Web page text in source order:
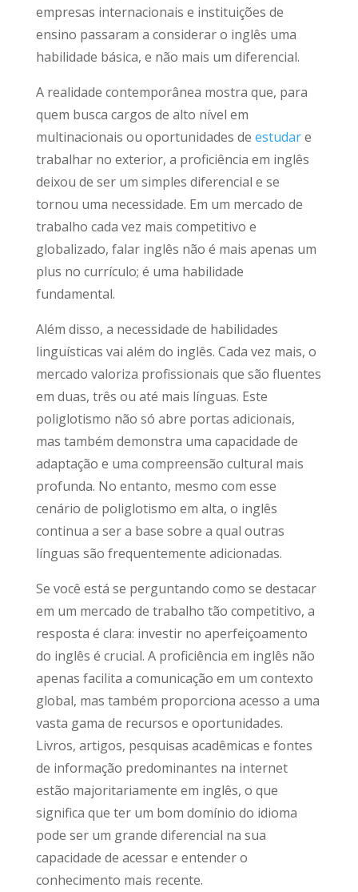
empresas internacionais e instituições de
ensino passaram a considerar o inglês uma
habilidade básica, e não mais um diferencial.
A realidade contemporânea mostra que, para
quem busca cargos de alto nível em
multinacionais ou oportunidades de estudare
trabalhar no exterior, a proficiência em inglês
deixou de ser um simples diferencial e se
tornou uma necessidade. Em um mercado de
trabalho cada vez mais competitivo e
globalizado, falar inglês não é mais apenas um
plus no currículo; é uma habilidade
fundamental.
Além disso, a necessidade de habilidades
linguísticas vai além do inglês. Cada vez mais, o
mercado valoriza profissionais que são fluentes
em duas, três ou até mais línguas. Este
poliglotismo não só abre portas adicionais,
mas também demonstra uma capacidade de
adaptação e uma compreensão cultural mais
profunda. No entanto, mesmo com esse
cenário de poliglotismo em alta, o inglês
continua a ser a base sobre a qual outras
línguas são frequentemente adicionadas.
Se você está se perguntando como se destacar
em um mercado de trabalho tão competitivo, a
resposta é clara: investir no aperfeiçoamento
do inglês é crucial. A proficiência em inglês não
apenas facilita a comunicação em um contexto
global, mas também proporciona acesso a uma
vasta gama de recursos e oportunidades.
Livros, artigos, pesquisas acadêmicas e fontes
de informação predominantes na internet
estão majoritariamente em inglês, o que
significa que ter um bom domínio do idioma
pode ser um grande diferencial na sua
capacidade de acessar e entender o
conhecimento mais recente.